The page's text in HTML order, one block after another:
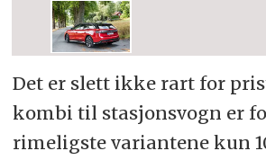
Det er slett ikke rart for
kombi til stasjonsvogn er
rimeligste variantene kun